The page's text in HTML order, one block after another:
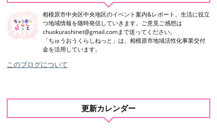
相模原市中央区中央地区のイベント案内&レポート、生活に役立
つ地域情報を随時発信していきます。ご意見ご感想は
chuokurashinet@gmail.comまで送ってください。
「ちゅうおうくらしねっと」は、相模原市地域活性化事業交付
金を活用しています。
このブログについて
更新カレンダー